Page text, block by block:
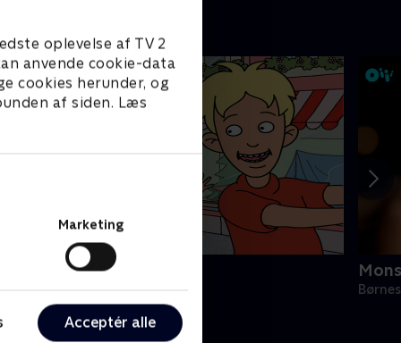
oplevelse af TV 2
anvende cookie-data
cookies herunder, og
af siden. Læs
Marketing
Acceptér alle
Sunes verden
• 1 sæsoner